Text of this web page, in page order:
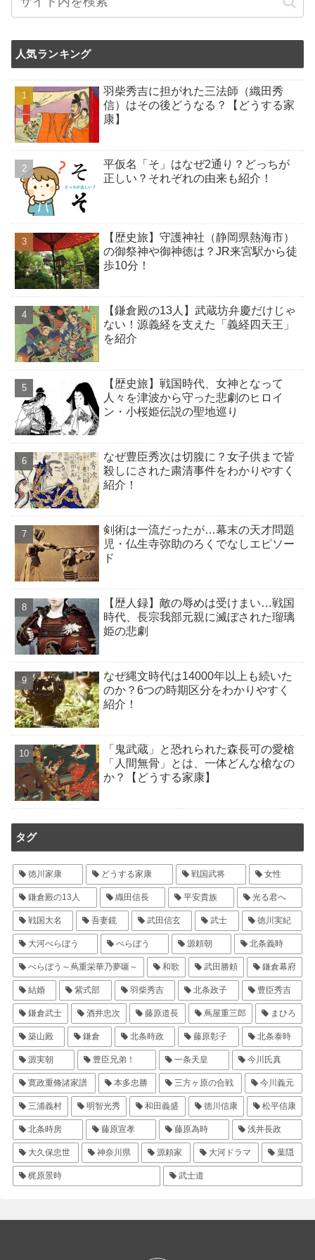
人気ランキング
羽柴秀吉に担がれた三法師（織田秀
信）はその後どうなる？【どうする家
康】
平仮名「そ」はなぜ2通り？どっちが
正しい？それぞれの由来も紹介！
【歴史旅】守護神社（静岡県熱海市）
の御祭神や御神徳は？JR来宮駅から徒
歩10分！
【鎌倉殿の13人】武蔵坊弁慶だけじゃ
ない！源義経を支えた「義経四天王」
を紹介
【歴史旅】戦国時代、女神となって
人々を津波から守った悲劇のヒロイ
ン・小桜姫伝説の聖地巡り
なぜ豊臣秀次は切腹に？女子供まで皆
殺しにされた粛清事件をわかりやすく
紹介！
剣術は一流だったが…幕末の天才問題
児・仏生寺弥助のろくでなしエピソー
ド
【歴人録】敵の辱めは受けまい…戦国
時代、長宗我部元親に滅ぼされた瑠璃
姫の悲劇
なぜ縄文時代は14000年以上も続いた
のか？6つの時期区分をわかりやすく
紹介！
「鬼武蔵」と恐れられた森長可の愛槍
「人間無骨」とは、一体どんな槍なの
か？【どうする家康】
タグ
徳川家康 どうする家康 戦国武将 女性
鎌倉殿の13人 織田信長 平安貴族 光る君へ
戦国大名 吾妻鏡 武田信玄 武士 徳川実紀
大河べらぼう べらぼう 源頼朝 北条義時
べらぼう～蔦重栄華乃夢噺～ 和歌 武田勝頼 鎌倉幕府
結婚 紫式部 羽柴秀吉 北条政子 豊臣秀吉
鎌倉武士 酒井忠次 藤原道長 蔦屋重三郎 まひろ
築山殿 鎌倉 北条時政 藤原彰子 北条泰時
源実朝 豊臣兄弟！ 一条天皇 今川氏真
寛政重脩諸家譜 本多忠勝 三方ヶ原の合戦 今川義元
三浦義村 明智光秀 和田義盛 徳川信康 松平信康
北条時房 藤原宣孝 藤原為時 浅井長政
大久保忠世 神奈川県 源頼家 大河ドラマ 葉隠
梶原景時 武士道